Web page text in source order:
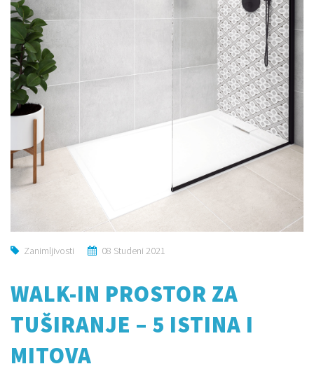
Zanimljivosti 08 Studeni 2021
WALK-IN PROSTOR ZA
TUŠIRANJE – 5 ISTINA I
MITOVA